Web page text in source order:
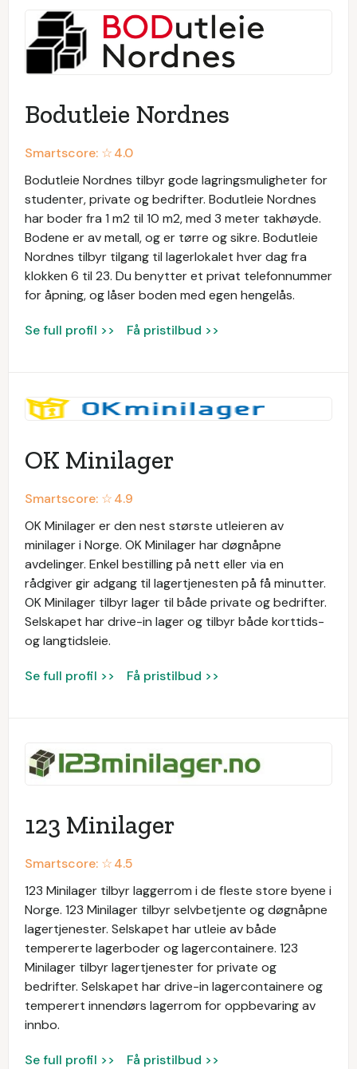
Bodutleie Nordnes
Smartscore: ☆4.0
Bodutleie Nordnes tilbyr gode lagringsmuligheter for
studenter, private og bedrifter. Bodutleie Nordnes
har boder fra 1 m2 til 10 m2, med 3 meter takhøyde.
Bodene er av metall, og er tørre og sikre. Bodutleie
Nordnes tilbyr tilgang til lagerlokalet hver dag fra
klokken 6 til 23. Du benytter et privat telefonnummer
for åpning, og låser boden med egen hengelås.
Se full profil >> Få pristilbud >>
OK Minilager
Smartscore: ☆4.9
OK Minilager er den nest største utleieren av
minilager i Norge. OK Minilager har døgnåpne
avdelinger. Enkel bestilling på nett eller via en
rådgiver gir adgang til lagertjenesten på få minutter.
OK Minilager tilbyr lager til både private og bedrifter.
Selskapet har drive-in lager og tilbyr både korttids-
og langtidsleie.
Se full profil >> Få pristilbud >>
123 Minilager
Smartscore: ☆4.5
123 Minilager tilbyr laggerrom i de fleste store byene i
Norge. 123 Minilager tilbyr selvbetjente og døgnåpne
lagertjenester. Selskapet har utleie av både
tempererte lagerboder og lagercontainere. 123
Minilager tilbyr lagertjenester for private og
bedrifter. Selskapet har drive-in lagercontainere og
temperert innendørs lagerrom for oppbevaring av
innbo.
Se full profil >> Få pristilbud >>